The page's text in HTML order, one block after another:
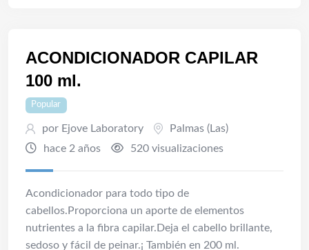
ACONDICIONADOR CAPILAR
100 ml.
Popular
por Ejove Laboratory
Palmas (Las)
hace 2 años
520 visualizaciones
Acondicionador para todo tipo de
cabellos.Proporciona un aporte de elementos
nutrientes a la fibra capilar.Deja el cabello brillante,
sedoso y fácil de peinar.¡ También en 200 ml.